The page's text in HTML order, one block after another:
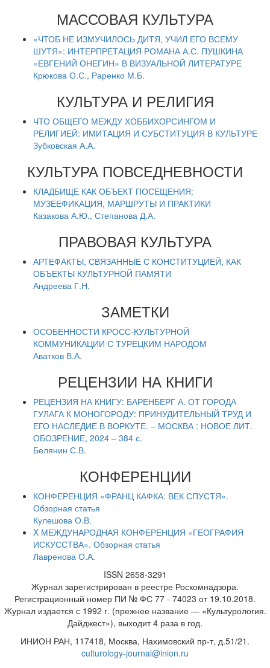
МАССОВАЯ КУЛЬТУРА
«ЧТОБ НЕ ИЗМУЧИЛОСЬ ДИТЯ, УЧИЛ ЕГО ВСЕМУ
ШУТЯ»: ИНТЕРПРЕТАЦИЯ РОМАНА А.С. ПУШКИНА
«ЕВГЕНИЙ ОНЕГИН» В ВИЗУАЛЬНОЙ ЛИТЕРАТУРЕ
Крюкова О.С., Раренко М.Б.
КУЛЬТУРА И РЕЛИГИЯ
ЧТО ОБЩЕГО МЕЖДУ ХОББИХОРСИНГОМ И
РЕЛИГИЕЙ: ИМИТАЦИЯ И СУБСТИТУЦИЯ В КУЛЬТУРЕ
Зубковская А.А.
КУЛЬТУРА ПОВСЕДНЕВНОСТИ
КЛАДБИЩЕ КАК ОБЪЕКТ ПОСЕЩЕНИЯ:
МУЗЕЕФИКАЦИЯ, МАРШРУТЫ И ПРАКТИКИ
Казакова А.Ю., Степанова Д.А.
ПРАВОВАЯ КУЛЬТУРА
АРТЕФАКТЫ, СВЯЗАННЫЕ С КОНСТИТУЦИЕЙ, КАК
ОБЪЕКТЫ КУЛЬТУРНОЙ ПАМЯТИ
Андреева Г.Н.
ЗАМЕТКИ
ОСОБЕННОСТИ КРОСС-КУЛЬТУРНОЙ
КОММУНИКАЦИИ С ТУРЕЦКИМ НАРОДОМ
Аватков В.А.
РЕЦЕНЗИИ НА КНИГИ
РЕЦЕНЗИЯ НА КНИГУ: БАРЕНБЕРГ А. ОТ ГОРОДА
ГУЛАГА К МОНОГОРОДУ: ПРИНУДИТЕЛЬНЫЙ ТРУД И
ЕГО НАСЛЕДИЕ В ВОРКУТЕ. – МОСКВА : НОВОЕ ЛИТ.
ОБОЗРЕНИЕ, 2024 – 384 с.
Белянин С.В.
КОНФЕРЕНЦИИ
КОНФЕРЕНЦИЯ «ФРАНЦ КАФКА: ВЕК СПУСТЯ».
Обзорная статья
Кулешова О.В.
X МЕЖДУНАРОДНАЯ КОНФЕРЕНЦИЯ «ГЕОГРАФИЯ
ИСКУССТВА». Обзорная статья
Лавренова О.А.
ISSN 2658-3291
Журнал зарегистрирован в реестре Роскомнадзора.
Регистрационный номер ПИ № ФС 77 - 74023 от 19.10.2018.
Журнал издается с 1992 г. (прежнее название — «Культурология.
Дайджест»), выходит 4 раза в год.
ИНИОН РАН, 117418, Москва, Нахимовский пр-т, д.51/21.
culturology-journal@inion.ru